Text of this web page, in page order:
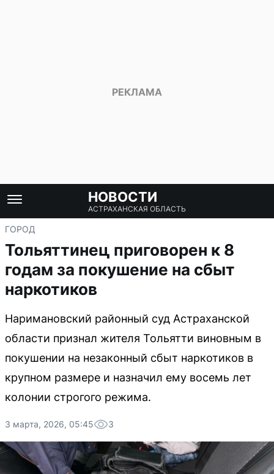
НОВОСТИ
АСТРАХАНСКАЯ ОБЛАСТЬ
ГОРОД
Тольяттинец приговорен к 8
годам за покушение на сбыт
наркотиков
Наримановский районный суд Астраханской
области признал жителя Тольятти виновным в
покушении на незаконный сбыт наркотиков в
крупном размере и назначил ему восемь лет
колонии строгого режима.
3 марта, 2026, 05:45 3